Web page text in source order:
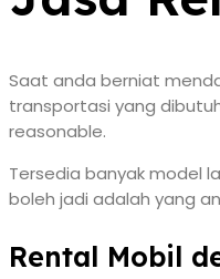
Saat anda berniat
transportasi yang
reasonable.
Tersedia banyak model
boleh jadi adalah yang
Rental Mobil